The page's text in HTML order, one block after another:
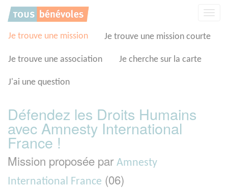
Je trouve une mission Je trouve une mission courte
Je trouve une association Je cherche sur la carte
J'ai une question
Défendez les Droits Humains
avec Amnesty International
France !
Mission proposée par Amnesty
International France (06)
Panneau de gestion des cookies